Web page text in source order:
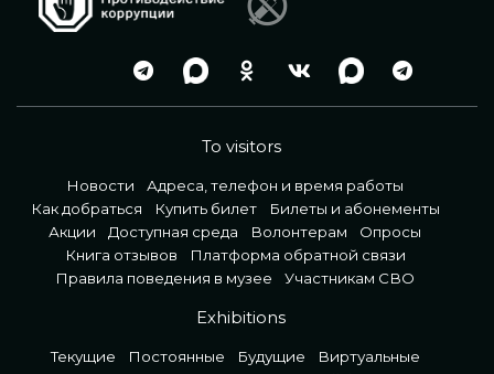
To visitors
Новости
Адреса, телефон и время работы
Как добраться
Купить билет
Билеты и абонементы
Акции
Доступная среда Волонтерам
Опросы
Книга отзывов
Платформа обратной связи
Правила поведения в музее
Участникам СВО
Exhibitions
Текущие Постоянные Будущие
Виртуальные